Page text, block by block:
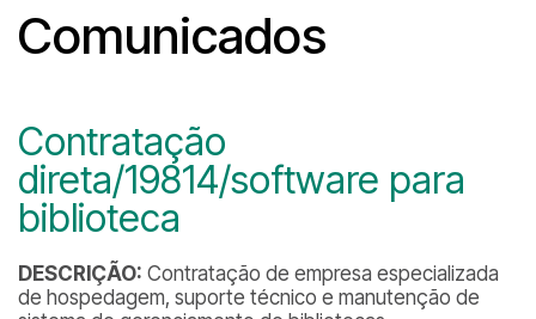
Comunicados
Contratação
direta/19814/software para
biblioteca
DESCRIÇÃO: Contratação de empresa especializada
de hospedagem, suporte técnico e manutenção de